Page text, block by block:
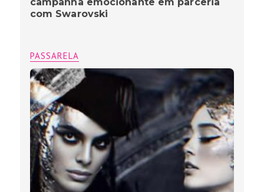
campanha emocionante em parceria
com Swarovski
PASSARELA